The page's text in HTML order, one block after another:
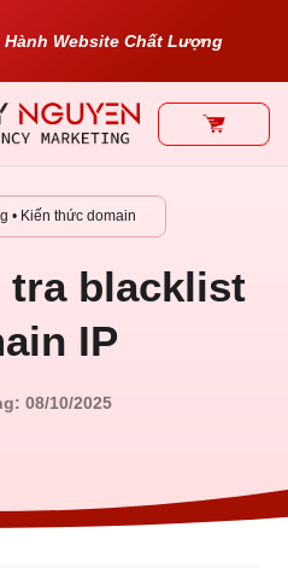
Hành Website Chất Lượng
• Kiến thức domain
tra blacklist
IP
08/10/2025